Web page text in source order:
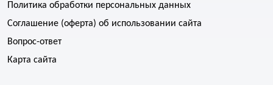
Политика обработки персональных данных
Соглашение (оферта) об использовании сайта
Вопрос-ответ
Карта сайта